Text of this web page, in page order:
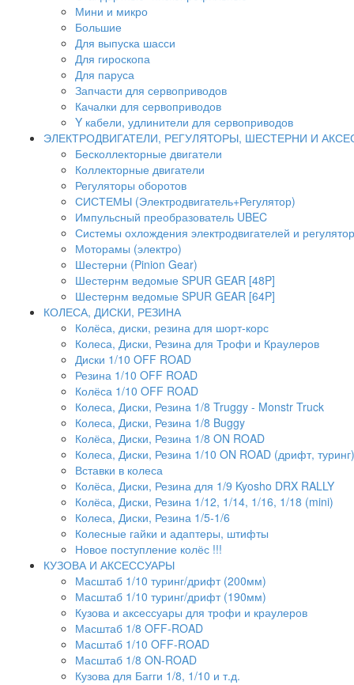
Мини и микро
Большие
Для выпуска шасси
Для гироскопа
Для паруса
Запчасти для сервоприводов
Качалки для сервоприводов
Y кабели, удлинители для сервоприводов
ЭЛЕКТРОДВИГАТЕЛИ, РЕГУЛЯТОРЫ, ШЕСТЕРНИ И
Бесколлекторные двигатели
Коллекторные двигатели
Регуляторы оборотов
СИСТЕМЫ (Электродвигатель+Регулятор)
Импульсный преобразователь UBEC
Системы охлождения электродвигателей и
Моторамы (электро)
Шестерни (Pinion Gear)
Шестернм ведомые SPUR GEAR [48P]
Шестернм ведомые SPUR GEAR [64P]
КОЛЕСА, ДИСКИ, РЕЗИНА
Колёса, диски, резина для шорт-корс
Колеса, Диски, Резина для Трофи и Краулеров
Диски 1/10 OFF ROAD
Резина 1/10 OFF ROAD
Колёса 1/10 OFF ROAD
Колеса, Диски, Резина 1/8 Truggy - Monstr Truck
Колеса, Диски, Резина 1/8 Buggy
Колёса, Диски, Резина 1/8 ON ROAD
Колеса, Диски, Резина 1/10 ON ROAD (дрифт, туринг)
Вставки в колеса
Колёса, Диски, Резина для 1/9 Kyosho DRX RALLY
Колёса, Диски, Резина 1/12, 1/14, 1/16, 1/18 (mini)
Колеса, Диски, Резина 1/5-1/6
Колесные гайки и адаптеры, штифты
Новое поступление колёс !!!
КУЗОВА И АКСЕССУАРЫ
Масштаб 1/10 туринг/дрифт (200мм)
Масштаб 1/10 туринг/дрифт (190мм)
Кузова и аксессуары для трофи и краулеров
Масштаб 1/8 OFF-ROAD
Масштаб 1/10 OFF-ROAD
Масштаб 1/8 ON-ROAD
Кузова для Багги 1/8, 1/10 и т.д.